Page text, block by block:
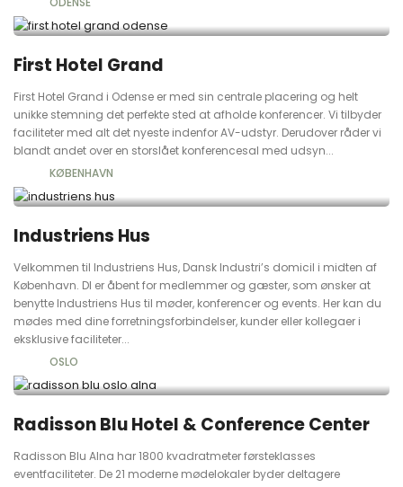
First Hotel Grand
First Hotel Grand i Odense er med sin centrale placering og helt
unikke stemning det perfekte sted at afholde konferencer. Vi tilbyder
faciliteter med alt det nyeste indenfor AV-udstyr. Derudover råder vi
blandt andet over en storslået konferencesal med udsyn...
KØBENHAVN
Industriens Hus
Velkommen til Industriens Hus, Dansk Industri’s domicil i midten af
København. DI er åbent for medlemmer og gæster, som ønsker at
benytte Industriens Hus til møder, konferencer og events. Her kan du
mødes med dine forretningsforbindelser, kunder eller kollegaer i
eksklusive faciliteter...
OSLO
Radisson Blu Hotel & Conference Center
Radisson Blu Alna har 1800 kvadratmeter førsteklasses
eventfaciliteter. De 21 moderne mødelokaler byder deltagere